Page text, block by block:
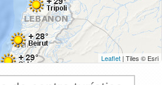
Leaflet | Tiles © Esri